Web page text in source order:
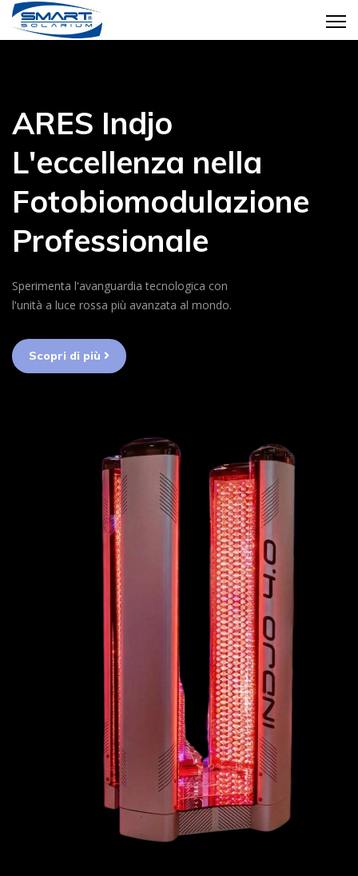
ARES Indjo
L'eccellenza nella
Fotobiomodulazione
Professionale
Sperimenta l'avanguardia tecnologica con
l'unità a luce rossa più avanzata al mondo.
Scopri di più